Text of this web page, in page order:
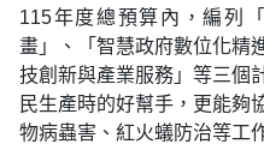
115年度總預算內，編列
畫」、「智慧政府數位化精
技創新與產業服務」等三個
民生產時的好幫手，更能夠
物病蟲害、紅火蟻防治等工